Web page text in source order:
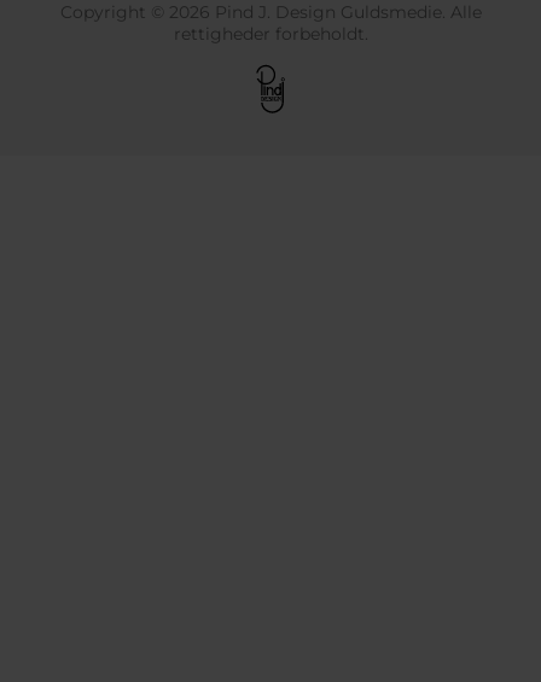
Copyright © 2026 Pind J. Design Guldsmedie. Alle
rettigheder forbeholdt.